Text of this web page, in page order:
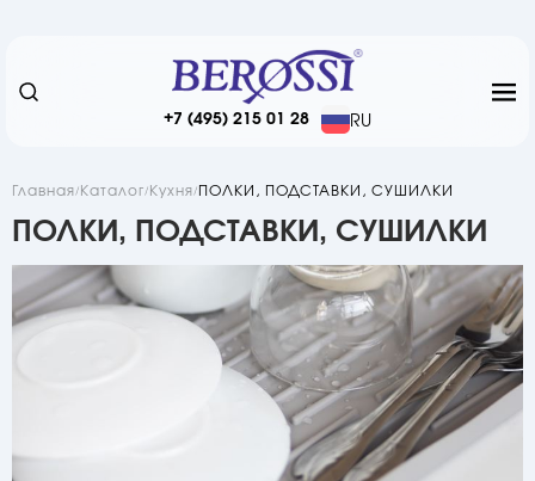
+7 (495) 215 01 28 RU
Главная Каталог Кухня ПОЛКИ, ПОДСТАВКИ, СУШИЛКИ
ПОЛКИ, ПОДСТАВКИ, СУШИЛКИ